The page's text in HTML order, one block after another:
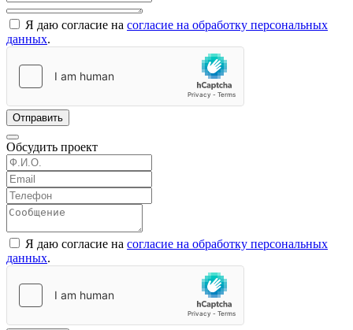
Я даю согласие на согласие на обработку персональных
данных.
Отправить
Обсудить проект
Я даю согласие на согласие на обработку персональных
данных.